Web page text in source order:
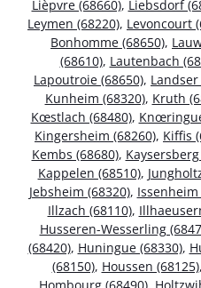
Lièpvre (68660), Liebsdorf
Leymen (68220), Levoncourt
Bonhomme (68650),
(68610), Lautenbach
Lapoutroie (68650), Landser
Kunheim (68320), Kruth
Kœstlach (68480),
Kingersheim (68260), Kiffis
Kembs (68680),
Kappelen (68510),
Jebsheim (68320), Issenheim
Illzach (68110),
Husseren-Wesserling
(68420), Huningue (68330),
(68150), Houssen (68125),